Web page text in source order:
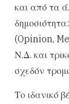
και από τα
(Opinion,
Ν.Δ. και
σχεδόν
Το ιδανικό